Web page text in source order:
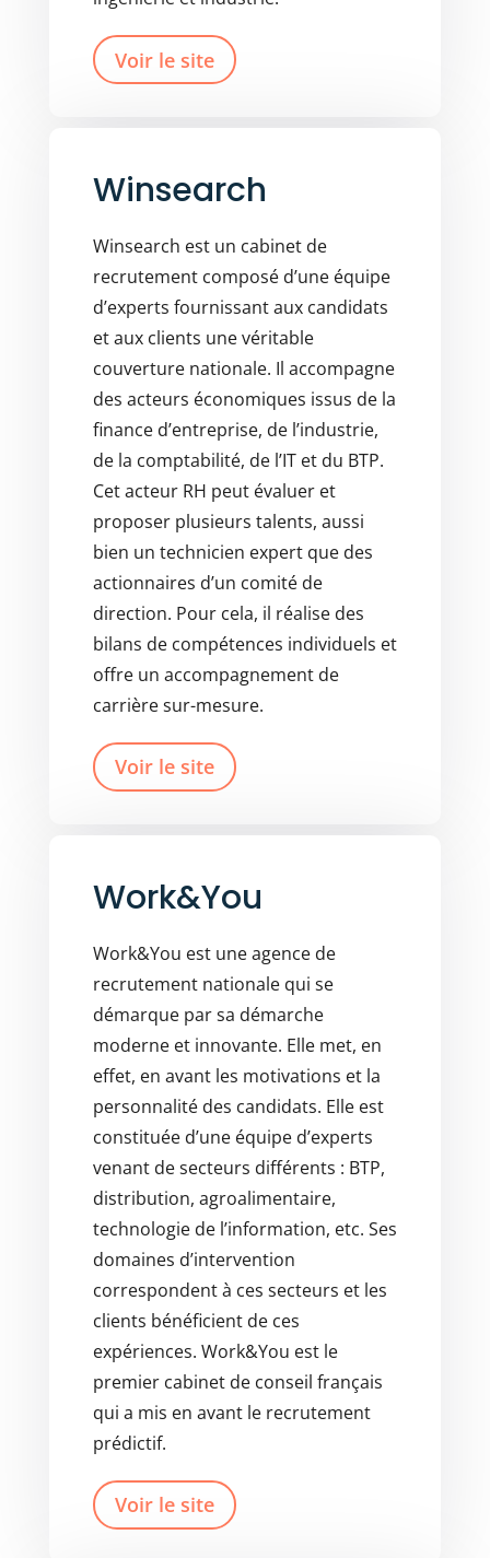
Voir le site
Winsearch
Winsearch est un cabinet de
recrutement composé d’une équipe
d’experts fournissant aux candidats
et aux clients une véritable
couverture nationale. Il accompagne
des acteurs économiques issus de la
finance d’entreprise, de l’industrie,
de la comptabilité, de l’IT et du BTP.
Cet acteur RH peut évaluer et
proposer plusieurs talents, aussi
bien un technicien expert que des
actionnaires d’un comité de
direction. Pour cela, il réalise des
bilans de compétences individuels et
offre un accompagnement de
carrière sur-mesure.
Voir le site
Work&You
Work&You est une agence de
recrutement nationale qui se
démarque par sa démarche
moderne et innovante. Elle met, en
effet, en avant les motivations et la
personnalité des candidats. Elle est
constituée d’une équipe d’experts
venant de secteurs différents : BTP,
distribution, agroalimentaire,
technologie de l’information, etc. Ses
domaines d’intervention
correspondent à ces secteurs et les
clients bénéficient de ces
expériences. Work&You est le
premier cabinet de conseil français
qui a mis en avant le recrutement
prédictif.
Voir le site